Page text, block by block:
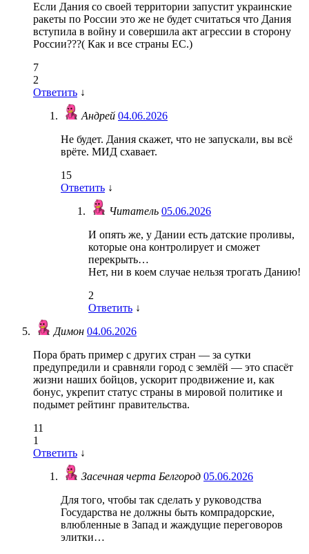
Если Дания со своей территории запустит украинские
ракеты по России это же не будет считаться что Дания
вступила в войну и совершила акт агрессии в сторону
России???( Как и все страны ЕС.)
7
2
Ответить ↓
Андрей 04.06.2026
Не будет. Дания скажет, что не запускали, вы всё
врёте. МИД схавает.
15
Ответить ↓
Читатель 05.06.2026
И опять же, у Дании есть датские проливы,
которые она контролирует и сможет
перекрыть…
Нет, ни в коем случае нельзя трогать Данию!
2
Ответить ↓
Димон 04.06.2026
Пора брать пример с других стран — за сутки
предупредили и сравняли город с землёй — это спасёт
жизни наших бойцов, ускорит продвижение и, как
бонус, укрепит статус страны в мировой политике и
подымет рейтинг правительства.
11
1
Ответить ↓
Засечная черта Белгород 05.06.2026
Для того, чтобы так сделать у руководства
Государства не должны быть компрадорские,
влюбленные в Запад и жаждущие переговоров
элитки…